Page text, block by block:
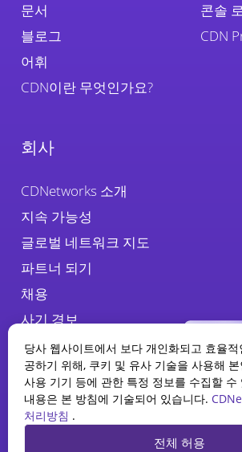
문서
블로그
어휘
CDN이란 무엇인가요?
콘솔
CDN
회사
CDNetworks 소개
지속 가능성
글로벌 네트워크 지도
파트너 되기
채용
사기 경보
당사 웹사이트에서 보다 개인화되고 효율
공하기 위해, 쿠키 및 유사 기술을 사용해
사용 기기 등에 관한 특정 정보를 수집할 수
내용은 본 방침에 기술되어 있습니다.
처리방침 .
전체 허용